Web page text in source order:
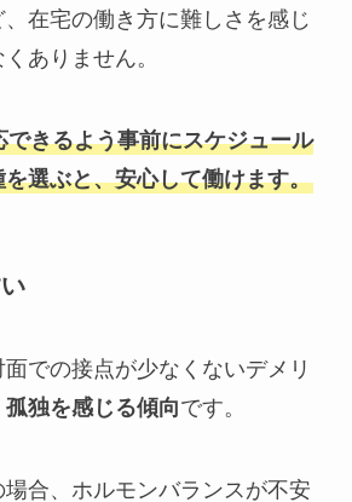
在宅の働き方に難しさを感じ
ありません。
できるよう事前にスケジュール
選ぶと、安心して働けます。
での接点が少なくないデメリ
孤独を感じる傾向です。
合、ホルモンバランスが不安